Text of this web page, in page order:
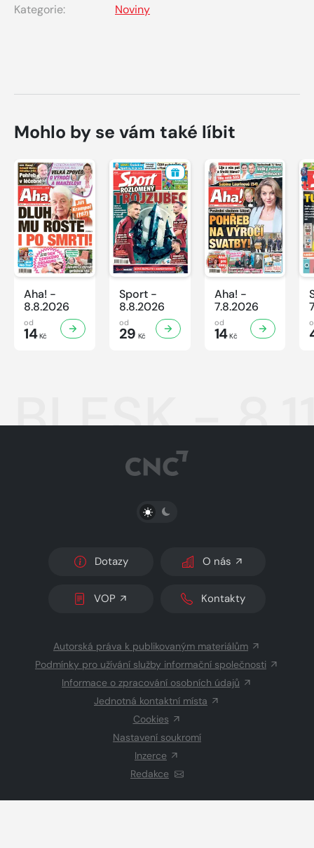
Kategorie:
Noviny
Mohlo by se vám také líbit
Aha! -
8.8.2026
od
14Kč
Sport -
8.8.2026
od
29 Kč
Aha! -
7.8.2026
od
14Kč
BLESK -
PŘEPNOUT SVĚTLÝ/TMAVÝ REŽIM
Dotazy O nás
VOP Kontakty
Autorská práva k publikovaným materiálům
Podmínky pro užívání služby informační společnosti
Informace o zpracování osobních údajů
Jednotná kontaktní místa
Cookies
Nastavení soukromí
Inzerce
Redakce